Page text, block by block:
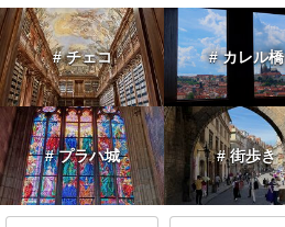
# チェコ # カレル橋
# プラハ城 # 街歩き
チ
ェ
コ
へ
戻
る